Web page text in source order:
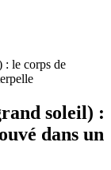
: le corps de
soleil) :
dans un